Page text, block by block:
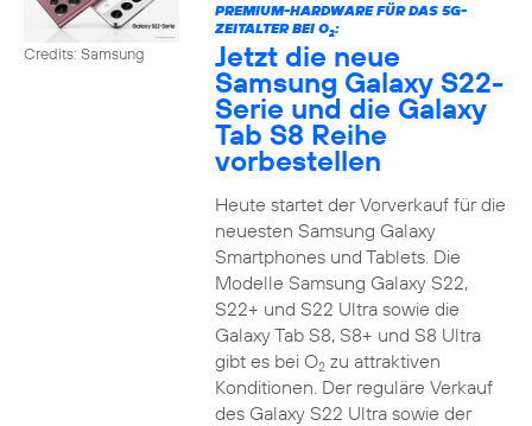
Credits: Samsung
PREMIUM-HARDWARE FÜR DAS 5G-
ZEITALTER BEI O2:
Jetzt die neue
Samsung Galaxy S22-
Serie und die Galaxy
Tab S8 Reihe
vorbestellen
Heute startet der Vorverkauf für die
neuesten Samsung Galaxy
Smartphones und Tablets. Die
Modelle Samsung Galaxy S22,
S22+ und S22 Ultra sowie die
Galaxy Tab S8, S8+ und S8 Ultra
gibt es bei O2zu attraktiven
Konditionen. Der reguläre Verkauf
des Galaxy S22 Ultra sowie der